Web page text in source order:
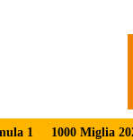
1 1000 Miglia